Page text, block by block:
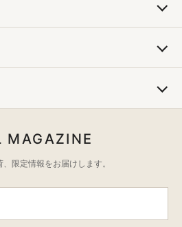
MAGAZINE
限定情報をお届けします。